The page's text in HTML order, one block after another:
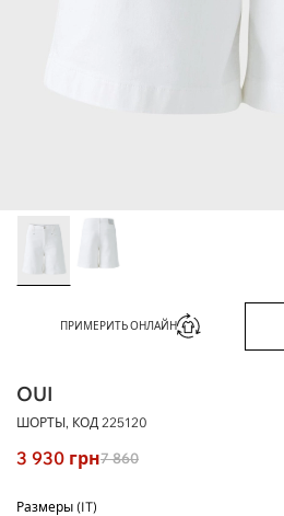
ПРИМЕРИТЬ ОНЛАЙН
OUI
ШОРТЫ, КОД 225120
3 930 грн7 860
Размеры (IT)